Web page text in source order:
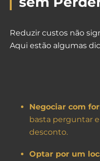
Reduzir custos não
Aqui estão algumas
Negociar com
basta perguntar
desconto.
Optar por um